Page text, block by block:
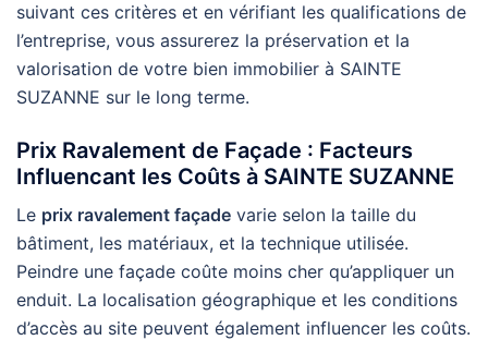
suivant ces critères et en vérifiant les qualifications de
l’entreprise, vous assurerez la préservation et la
valorisation de votre bien immobilier à SAINTE
SUZANNE sur le long terme.
Prix Ravalement de Façade : Facteurs
Influencant les Coûts à SAINTE SUZANNE
Le prix ravalement façade varie selon la taille du
bâtiment, les matériaux, et la technique utilisée.
Peindre une façade coûte moins cher qu’appliquer un
enduit. La localisation géographique et les conditions
d’accès au site peuvent également influencer les coûts.